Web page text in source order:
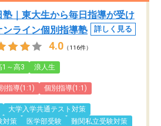
塾｜東大生から毎日指導が受け
ンライン個別指導塾
詳しく見る
4.0 （116件）
1～高3 浪人生
指導(1:1) 個別指導(1:1)
大学入学共通テスト対策
対策
医学部受験
難関私立受験対策